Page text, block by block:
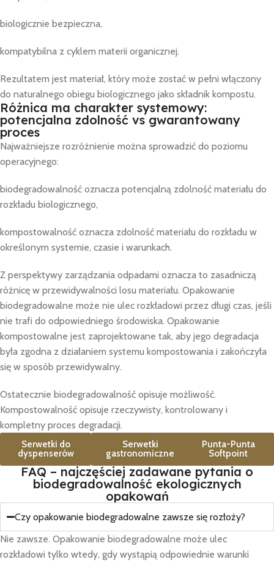
biologicznie bezpieczna,
kompatybilna z cyklem materii organicznej.
Rezultatem jest materiał, który może zostać w pełni włączony
do naturalnego obiegu biologicznego jako składnik kompostu.
Różnica ma charakter systemowy:
potencjalna zdolność vs gwarantowany
proces
Najważniejsze rozróżnienie można sprowadzić do poziomu
operacyjnego:
biodegradowalność oznacza potencjalną zdolność materiału do
rozkładu biologicznego,
kompostowalność oznacza zdolność materiału do rozkładu w
określonym systemie, czasie i warunkach.
Z perspektywy zarządzania odpadami oznacza to zasadniczą
różnicę w przewidywalności losu materiału. Opakowanie
biodegradowalne może nie ulec rozkładowi przez długi czas, jeśli
nie trafi do odpowiedniego środowiska. Opakowanie
kompostowalne jest zaprojektowane tak, aby jego degradacja
była zgodna z działaniem systemu kompostowania i zakończyła
się w sposób przewidywalny.
Ostatecznie biodegradowalność opisuje możliwość.
Kompostowalność opisuje rzeczywisty, kontrolowany i
kompletny proces degradacji.
Serwetki do
dyspenserów
Serwetki
gastronomiczne
Punta-Punta
Softpoint
FAQ – najczęściej zadawane pytania o
biodegradowalność ekologicznych
opakowań
Czy opakowanie biodegradowalne zawsze się rozłoży?
Nie zawsze. Opakowanie biodegradowalne może ulec
rozkładowi tylko wtedy, gdy wystąpią odpowiednie warunki